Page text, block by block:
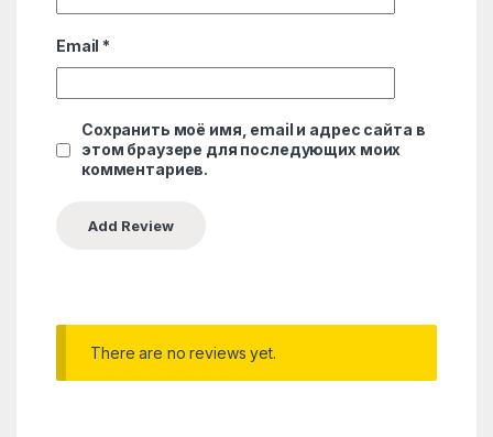
Email *
Сохранить моё имя, email и адрес сайта в
этом браузере для последующих моих
комментариев.
There are no reviews yet.